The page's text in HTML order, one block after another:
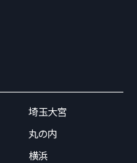
埼玉大宮
丸の内
横浜